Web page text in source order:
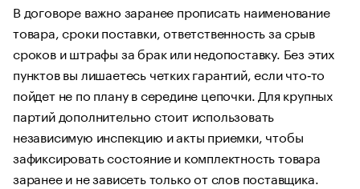
В договоре важно заранее прописать наименование
товара, сроки поставки, ответственность за срыв
сроков и штрафы за брак или недопоставку. Без этих
пунктов вы лишаетесь четких гарантий, если что‑то
пойдет не по плану в середине цепочки. Для крупных
партий дополнительно стоит использовать
независимую инспекцию и акты приемки, чтобы
зафиксировать состояние и комплектность товара
заранее и не зависеть только от слов поставщика.